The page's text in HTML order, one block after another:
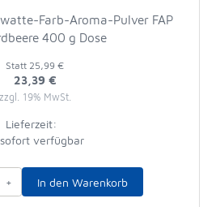
Farb-Aroma-Pulver FAP
400 g Dose
Statt 25,99 €
23,39 €
zzgl. 19% MwSt.
Lieferzeit:
sofort verfügbar
+ In den Warenkorb